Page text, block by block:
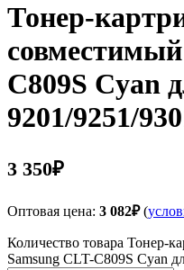
Тонер-
C809S Cyan
9201/9251/
3 350₽
Оптовая цена: 3 082₽(
Количество товара Тонер-
Samsung CLT-C809S Cyan